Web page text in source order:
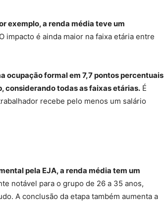
exemplo, a renda média teve um
impacto é ainda maior na faixa etária entre
ocupação formal em 7,7 pontos percentuais
considerando todas as faixas etárias. É
recebe pelo menos um salário
pela EJA, a renda média tem um
notável para o grupo de 26 a 35 anos,
A conclusão da etapa também aumenta a